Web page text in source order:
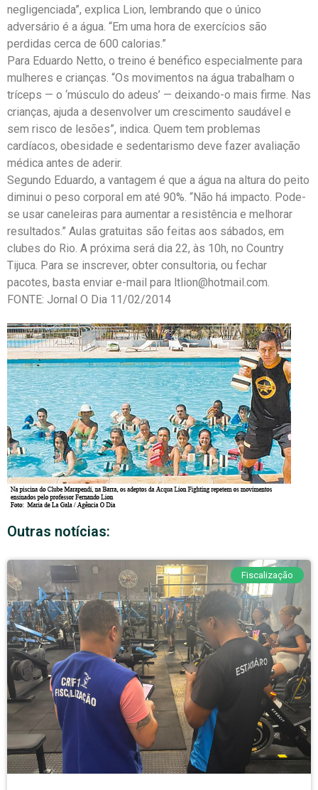
negligenciada”, explica Lion, lembrando que o único
adversário é a água. “Em uma hora de exercícios são
perdidas cerca de 600 calorias.”
Para Eduardo Netto, o treino é benéfico especialmente para
mulheres e crianças. “Os movimentos na água trabalham o
tríceps — o ‘músculo do adeus’ — deixando-o mais firme. Nas
crianças, ajuda a desenvolver um crescimento saudável e
sem risco de lesões”, indica. Quem tem problemas
cardíacos, obesidade e sedentarismo deve fazer avaliação
médica antes de aderir.
Segundo Eduardo, a vantagem é que a água na altura do peito
diminui o peso corporal em até 90%. “Não há impacto. Pode-
se usar caneleiras para aumentar a resistência e melhorar
resultados.” Aulas gratuitas são feitas aos sábados, em
clubes do Rio. A próxima será dia 22, às 10h, no Country
Tijuca. Para se inscrever, obter consultoria, ou fechar
pacotes, basta enviar e-mail para ltlion@hotmail.com.
FONTE: Jornal O Dia 11/02/2014
Outras notícias:
Fiscalização